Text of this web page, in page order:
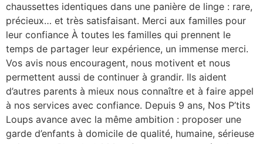
chaussettes identiques dans une panière de linge : rare,
précieux… et très satisfaisant. Merci aux familles pour
leur confiance À toutes les familles qui prennent le
temps de partager leur expérience, un immense merci.
Vos avis nous encouragent, nous motivent et nous
permettent aussi de continuer à grandir. Ils aident
d’autres parents à mieux nous connaître et à faire appel
à nos services avec confiance. Depuis 9 ans, Nos P’tits
Loups avance avec la même ambition : proposer une
garde d’enfants à domicile de qualité, humaine, sérieuse